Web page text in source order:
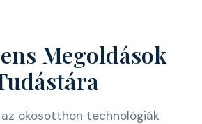
Megoldások
okosotthon technológiák